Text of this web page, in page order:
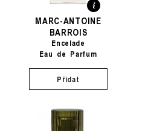
MARC-ANTOINE
BARROIS
Encelade
Eau de Parfum
Přidat